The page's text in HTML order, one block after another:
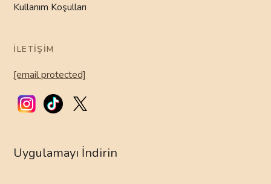
Kullanım Koşulları
İLETIŞIM
[email protected]
Uygulamayı İndirin